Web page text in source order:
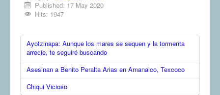
Published: 17 May 2020
Hits: 1947
Ayotzinapa: Aunque los mares se sequen y la tormenta
arrecie, te seguiré buscando
Asesinan a Benito Peralta Arias en Amanalco, Texcoco
Chiqui Vicioso